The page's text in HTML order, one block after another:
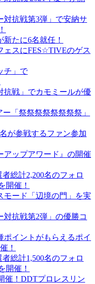
対抗戦第3弾」で安納サ
たに6名就任！
ェスにFES☆TIVEのゲス
チ」で
抗戦」でカモミールが優
「祭祭祭祭祭祭祭祭」
が参戦するファン参加
アップアワード』の開催
総計2,200名のフォロ
開催！
モード「辺境の門」を実
対抗戦第2弾」の優勝コ
ポイントがもらえるポイ
！
総計1,500名のフォロ
開催！
催！DDTプロレスリン